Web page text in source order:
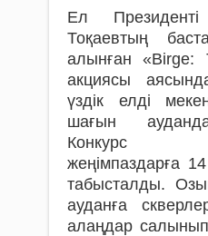
Ел
Тоқаевтың
алынған «Birge:
акциясы
үздік елді
шағын
Конкурс
жеңімпаздарға
табысталды.
ауданға
алаңдар